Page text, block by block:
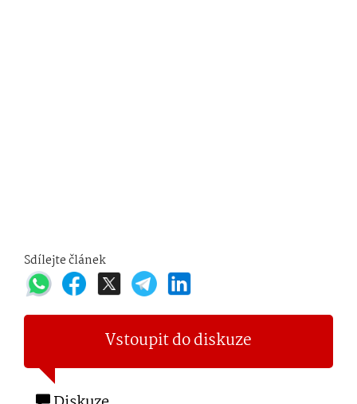
Sdílejte článek
Vstoupit do diskuze